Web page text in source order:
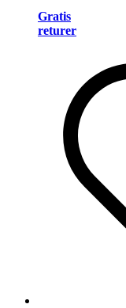
Gratis
returer